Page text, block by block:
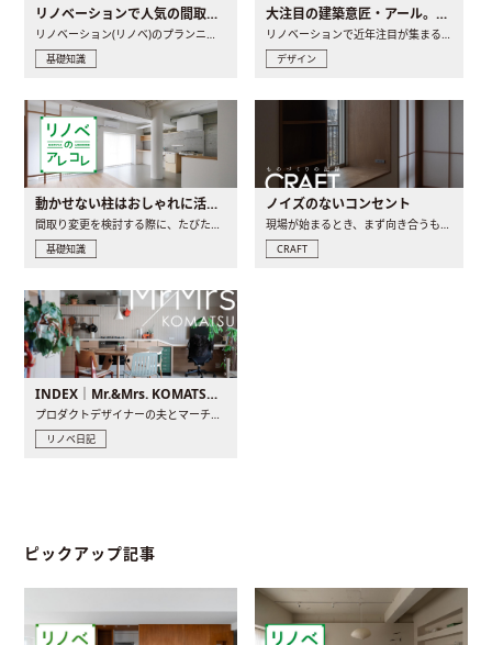
リノベーションで人気の間取りとは？トレンドの間取りと実例を徹底解説
リノベーション(リノベ)のプランニングで一番最初に決めるのは..
基礎知識
大注目の建築意匠・アール。人気の理由と空間に取り入れるポイント
リノベーションで近年注目が集まる建築意匠の一つであるアール..
デザイン
動かせない柱はおしゃれに活用！柱を魅せるリノベーション(リノベ)4選
間取り変更を検討する際に、たびたび皆さんの頭を悩ませる動か..
基礎知識
ノイズのないコンセント
現場が始まるとき、まず向き合うものの一つがコンセントです..
CRAFT
INDEX｜Mr.&Mrs. KOMATSU renovation diary
プロダクトデザイナーの夫とマーチャンダイザーの妻が、夫婦で..
リノベ日記
ピックアップ記事